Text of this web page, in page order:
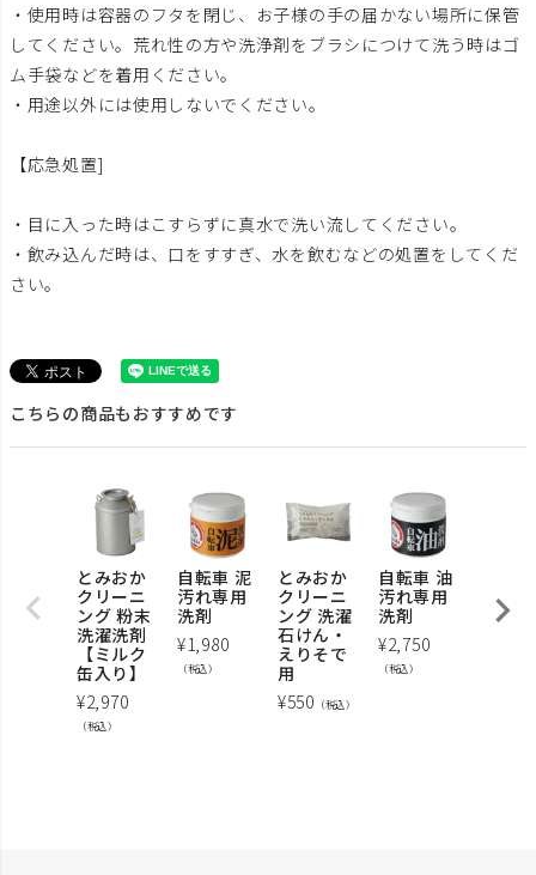
・使用時は容器のフタを閉じ、お子様の手の届かない場所に保管
してください。荒れ性の方や洗浄剤をブラシにつけて洗う時はゴ
ム手袋などを着用ください。
・用途以外には使用しないでください。
【応急処置]
・目に入った時はこすらずに真水で洗い流してください。
・飲み込んだ時は、口をすすぎ、水を飲むなどの処置をしてくだ
さい。
こちらの商品もおすすめです
とみおか
クリーニ
ング 粉末
洗濯洗剤
【ミルク
缶入り】
¥2,970
（税込）
自転車 泥
汚れ専用
洗剤
¥1,980
（税込）
とみおか
クリーニ
ング 洗濯
石けん・
えりそで
用
¥550 （税込）
自転車 油
汚れ専用
洗剤
¥2,750
（税込）
バス
924